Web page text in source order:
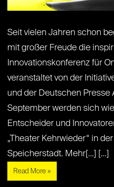
Seit vielen Jahren schon
mit großer Freude die
Innovationskonferenz für
veranstaltet von der
und der Deutschen Presse
September werden sich
Entscheider und
„Theater Kehrwieder“ in
Speicherstadt. Mehr[...] [...]
Read More »